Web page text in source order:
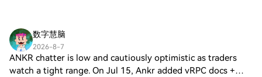
数字慧脑
2026-8-7
ANKR chatter is low and cautiously optimistic as traders
watch a tight range. On Jul 15, Ankr added vRPC docs +